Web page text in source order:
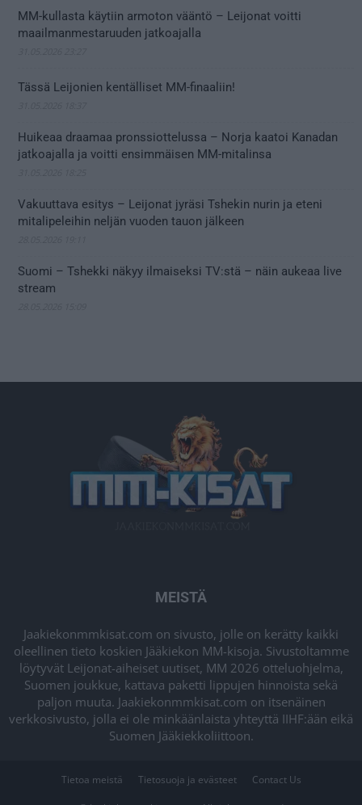
MM-kullasta käytiin armoton vääntö – Leijonat voitti
maailmanmestaruuden jatkoajalla
Tässä Leijonien kentälliset MM-finaaliin!
Huikeaa draamaa pronssiottelussa – Norja kaatoi Kanadan
jatkoajalla ja voitti ensimmäisen MM-mitalinsa
Vakuuttava esitys – Leijonat jyräsi Tshekin nurin ja eteni
mitalipeleihin neljän vuoden tauon jälkeen
Suomi – Tshekki näkyy ilmaiseksi TV:stä – näin aukeaa live
stream
MEISTÄ
Jaakiekonmmkisat.com on sivusto, jolle on kerätty kaikki
oleellinen tieto koskien Jääkiekon MM-kisoja. Sivustoltamme
löytyvät Leijonat-aiheiset uutiset, MM 2026 otteluohjelma,
Suomen joukkue, kattava paketti lippujen hinnoista sekä
paljon muuta. Jaakiekonmmkisat.com on itsenäinen
verkkosivusto, jolla ei ole minkäänlaista yhteyttä IIHF:ään eikä
Suomen Jääkiekkoliittoon.
Tietoa meistä Tietosuoja ja evästeet Contact Us